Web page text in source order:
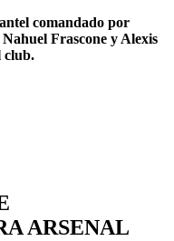
comandado por
Frascone y Alexis
club.
ARSENAL